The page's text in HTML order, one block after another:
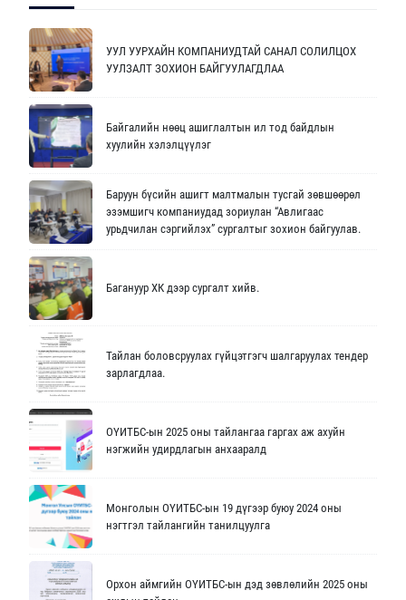
УУЛ УУРХАЙН КОМПАНИУДТАЙ САНАЛ СОЛИЛЦОХ
УУЛЗАЛТ ЗОХИОН БАЙГУУЛАГДЛАА
Байгалийн нөөц ашиглалтын ил тод байдлын
хуулийн хэлэлцүүлэг
Баруун бүсийн ашигт малтмалын тусгай зөвшөөрөл
эзэмшигч компаниудад зориулан “Авлигаас
урьдчилан сэргийлэх” сургалтыг зохион байгуулав.
Багануур ХК дээр сургалт хийв.
Тайлан боловсруулах гүйцэтгэгч шалгаруулах тендер
зарлагдлаа.
ОҮИТБС-ын 2025 оны тайлангаа гаргах аж ахуйн
нэгжийн удирдлагын анхааралд
Монголын ОҮИТБС-ын 19 дүгээр буюу 2024 оны
нэгтгэл тайлангийн танилцуулга
Орхон аймгийн ОҮИТБС-ын дэд зөвлөлийн 2025 оны